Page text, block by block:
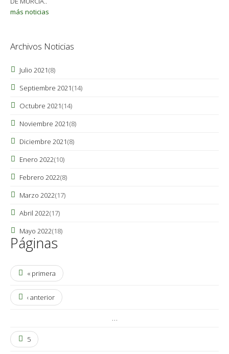
más noticias
Archivos Noticias
Julio 2021(8)
Septiembre 2021(14)
Octubre 2021(14)
Noviembre 2021(8)
Diciembre 2021(8)
Enero 2022(10)
Febrero 2022(8)
Marzo 2022(17)
Abril 2022(17)
Mayo 2022(18)
Páginas
« primera
‹ anterior
…
5